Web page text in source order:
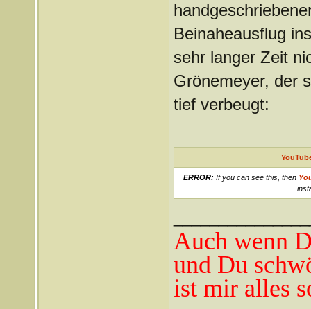
Beinaheausflug
sehr langer Zeit
Grönemeyer, der
tief verbeugt:
ERROR: If you can see this, then
Auch wenn
und Du
ist mir alles